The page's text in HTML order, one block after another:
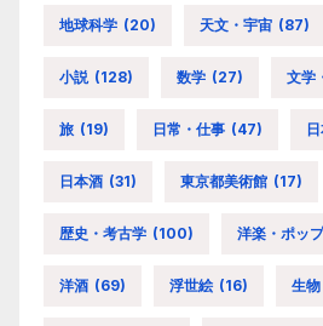
地球科学 (20) 天文・宇宙 (87)
小説 (128) 数学 (27) 文学
旅 (19) 日常・仕事 (47)
日本酒 (31) 東京都美術館 (17)
歴史・考古学 (100) 洋楽・ポッ
洋酒 (69) 浮世絵 (16) 生